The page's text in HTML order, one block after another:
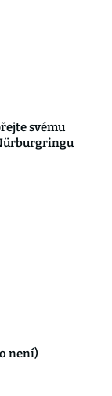
svému
není)